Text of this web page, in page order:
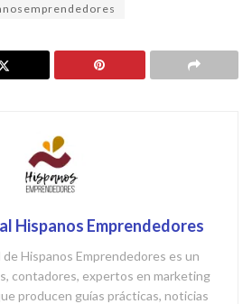
Hispanos Emprendedores
Hispanos Emprendedores es un
contadores, expertos en marketing
producen guías prácticas, noticias